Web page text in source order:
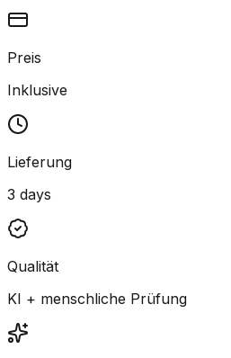
Preis
Inklusive
Lieferung
3 days
Qualität
KI + menschliche Prüfung